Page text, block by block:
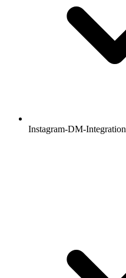
Instagram-DM-Integration